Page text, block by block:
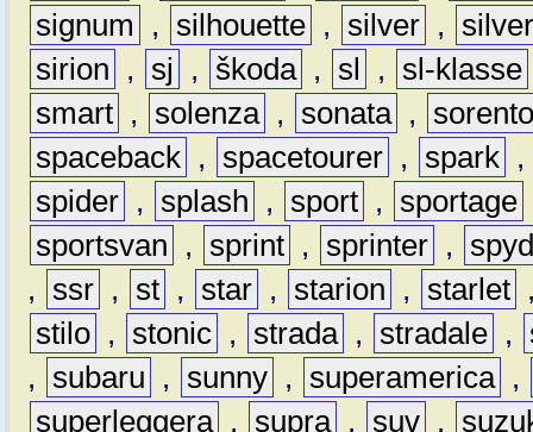
signum
, silhouette , silver ,
sirion
, sj , škoda , sl , sl-klasse
smart , solenza , sonata ,
spaceback , spacetourer , spark ,
spider , splash , sport , sportage
sportsvan
, sprint , sprinter ,
,
ssr , st , star , starion , starlet
stilo , stonic , strada , stradale ,
,
subaru , sunny , superamerica ,
superleggera , supra , suv ,